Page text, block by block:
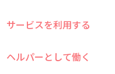
サービスを利用する
ヘルパーとして働く